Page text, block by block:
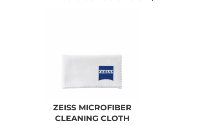
ZEISS MICROFIBER
CLEANING CLOTH